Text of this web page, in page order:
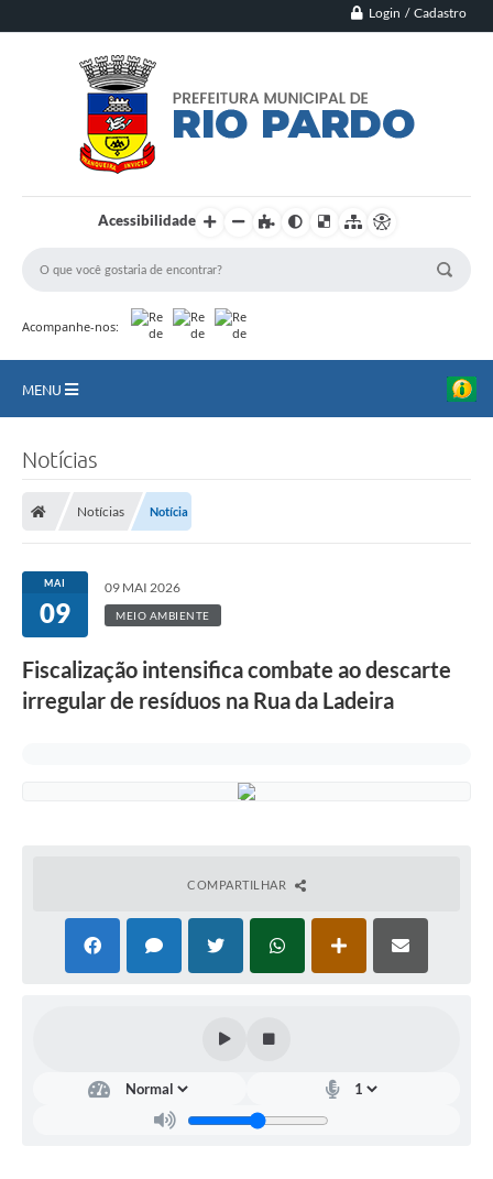
Login / Cadastro
Acessibilidade
Acompanhe-nos:
MENU
ACESSO À INFORMAÇÃO
Publicações Oficiais
Turismo
Notícias
Serviços ao Cidadão
Secretarias
Notícias
Notícias Notícia
MAI
09
09 MAI 2026
MEIO AMBIENTE
Fiscalização intensifica combate ao descarte
irregular de resíduos na Rua da Ladeira
COMPARTILHAR